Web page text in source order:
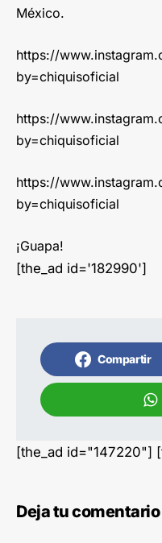
México.
https://
by=chiquisoficial
https://
by=chiquisoficial
https://
by=chiquisoficial
¡Guapa!
[the_ad id='182990']
Compartir
[the_ad id="147220"]
Deja tu comentario